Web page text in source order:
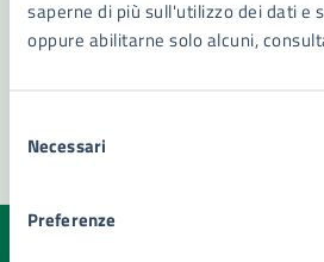
saperne di più sull'utilizzo dei dati e
oppure abilitarne solo alcuni,
delNecessari
Preferenze
Vedi altri 6